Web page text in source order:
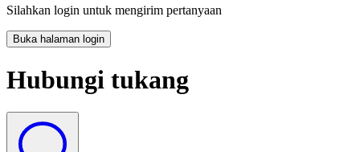
Silahkan login untuk mengirim pertanyaan
Buka halaman login
Hubungi tukang